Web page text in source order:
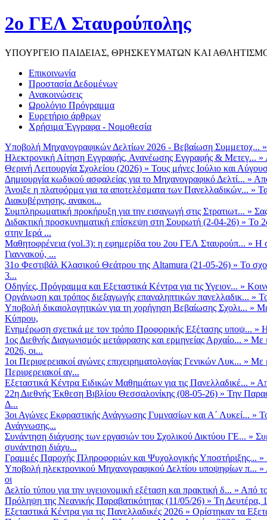
2ο ΓΕΛ Σταυρούπολης
ΥΠΟΥΡΓΕΙΟ ΠΑΙΔΕΙΑΣ, ΘΡΗΣΚΕΥΜΑΤΩΝ ΚΑΙ
Επικοινωνία
Προστασία Δεδομένων
Ανακοινώσεις
Ωρολόγιο Πρόγραμμα
Ευρετήριο άρθρων
Χρήσιμα Έγγραφα - Νομοθεσία
Υποβολή Μηχανογραφικών Δελτίων 2026 - Βεβαίωση Συμμετοχ...
Ηλεκτρονική Αίτηση Εγγραφής, Ανανέωσης Εγγραφής & Μετεγ... »
Θερινή Λειτουργία Σχολείου (2026) » Τους μήνες Ιούλιο και
Δημιουργία κωδικού ασφαλείας για το Μηχανογραφικό Δελτί... »
Άνοιξε η πλατφόρμα για τα αποτελέσματα των Πανελλαδικών... »
Διακυβέρνησης, ανακοι...
Συμπληρωματική προκήρυξη για την εισαγωγή στις Στρατιωτ... »
Διδακτική προσκυνηματική επίσκεψη στη Σουρωτή (2-04-26) » Το
στην Ιερά ...
Μαθητοφρένεια (vol.3): η εφημερίδα του 2ου ΓΕΛ Σταυρούπ... » Η
Γιαννακού, ...
31ο Φεστιβάλ Κλασικού Θεάτρου της Altamura (21-05-26) » Το
3...
Οδηγίες, Πρόγραμμα και Εξεταστικά Κέντρα για τις Υγειον... »
Οργάνωση και τρόπος διεξαγωγής επαναληπτικών πανελλαδικ... »
Υποβολή δικαιολογητικών για τη χορήγηση Βεβαίωσης Σχολι... »
Κύπρου,
Ενημέρωση σχετικά με τον τρόπο Προφορικής Εξέτασης υποψ... »
1ος Διεθνής Διαγωνισμός μετάφρασης και ερμηνείας Αρχαίο... » Με
2026, οι...
1οι Περιφερειακοί αγώνες επιχειρηματολογίας Γενικών Λυκ... » Με
Περιφερειακοί αγ...
Εξεταστικά Κέντρα Ειδικών Μαθημάτων για τις Πανελλαδικέ... »
22η Διεθνής Έκθεση Βιβλίου Θεσσαλονίκης (08-05-26) » Την
Δ...
3οι Αγώνες Εκφραστικής Ανάγνωσης Γυμνασίων και Α΄ Λυκεί... »
Ανάγνωσης...
Συνάντηση διάχυσης των εργασιών του Σχολικού Δικτύου ΓΕ... »
συνάντηση διάχυ...
Γραμμές Παροχής Πληροφοριών και Ψυχολογικής Υποστήριξης... »
Υποβολή ηλεκτρονικού Μηχανογραφικού Δελτίου υποψηφίων π... »
οι
Δελτίο τύπου για την υγειονομική εξέταση και πρακτική δ... » Από
Πρόληψη της Νεανικής Παραβατικότητας (11/05/26) » Τη Δευτέρα,
Εξεταστικά Κέντρα για τις Πανελλαδικές 2026 » Ορίστηκαν τα